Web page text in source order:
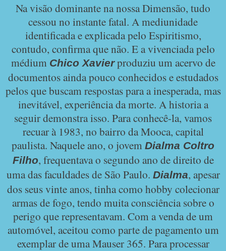
Na visão dominante na nossa Dimensão, tudo
cessou no instante fatal. A mediunidade
identificada e explicada pelo Espiritismo,
contudo, confirma que não. E a vivenciada pelo
médium Chico Xavierproduziu um acervo de
documentos ainda pouco conhecidos e estudados
pelos que buscam respostas para a inesperada, mas
inevitável, experiência da morte. A historia a
seguir demonstra isso. Para conhecê-la, vamos
recuar à 1983, no bairro da Mooca, capital
paulista. Naquele ano, o jovem Dialma Coltro
Filho, frequentava o segundo ano de direito de
uma das faculdades de São Paulo. Dialma, apesar
dos seus vinte anos, tinha como hobby colecionar
armas de fogo, tendo muita consciência sobre o
perigo que representavam. Com a venda de um
automóvel, aceitou como parte de pagamento um
exemplar de uma Mauser 365. Para processar